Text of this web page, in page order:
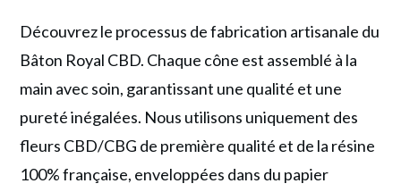
Découvrez le processus de fabrication artisanale du
Bâton Royal CBD. Chaque cône est assemblé à la
main avec soin, garantissant une qualité et une
pureté inégalées. Nous utilisons uniquement des
fleurs CBD/CBG de première qualité et de la résine
100% française, enveloppées dans du papier